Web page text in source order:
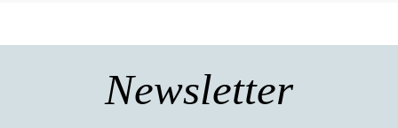
Newsletter